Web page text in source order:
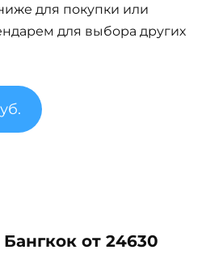
для покупки или
для выбора других
от 24630